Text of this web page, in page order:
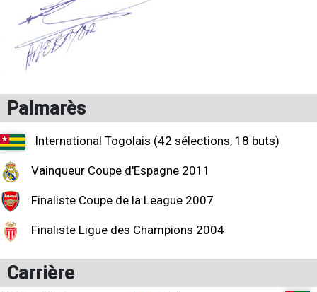
Palmarès
International Togolais (42 sélections, 18 buts)
Vainqueur Coupe d'Espagne 2011
Finaliste Coupe de la League 2007
Finaliste Ligue des Champions 2004
Carrière